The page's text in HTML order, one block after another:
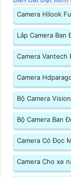
Camera Hilook
Lắp Camera Ban
Camera Vantech
Camera
Bộ Camera
Bộ Camera Ban
Camera Có Đọc
Camera Cho xe